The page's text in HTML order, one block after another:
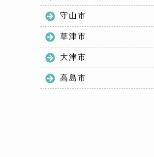
守山市
草津市
大津市
高島市